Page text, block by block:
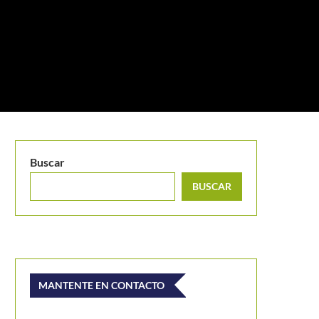
Buscar
BUSCAR
MANTENTE EN CONTACTO